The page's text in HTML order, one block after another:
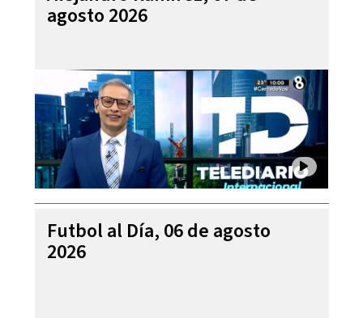
agosto 2026
Futbol al Día, 06 de agosto
2026